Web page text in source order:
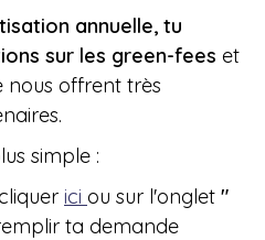
annuelle, tu
sur les green-fees et
nous offrent très
simple :
ici ou sur l'onglet "
ta demande